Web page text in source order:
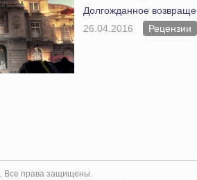
Долгожданное
26.04.2016
Рецензии
Все права защищены.